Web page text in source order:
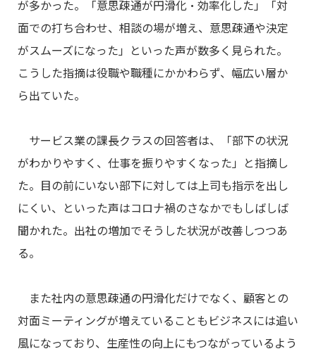
が多かった。「意思疎通が円滑化・効率化した」「対
面での打ち合わせ、相談の場が増え、意思疎通や決定
がスムーズになった」といった声が数多く見られた。
こうした指摘は役職や職種にかかわらず、幅広い層か
ら出ていた。
サービス業の課長クラスの回答者は、「部下の状況
がわかりやすく、仕事を振りやすくなった」と指摘し
た。目の前にいない部下に対しては上司も指示を出し
にくい、といった声はコロナ禍のさなかでもしばしば
聞かれた。出社の増加でそうした状況が改善しつつあ
る。
また社内の意思疎通の円滑化だけでなく、顧客との
対面ミーティングが増えていることもビジネスには追い
風になっており、生産性の向上にもつながっているよう